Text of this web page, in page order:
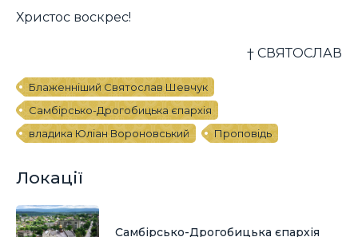
Христос воскрес!
† СВЯТОСЛАВ
Блаженніший Святослав Шевчук
Самбірсько-Дрогобицька єпархія
владика Юліан Вороновський
Проповідь
Локації
Самбірсько-Дрогобицька єпархія